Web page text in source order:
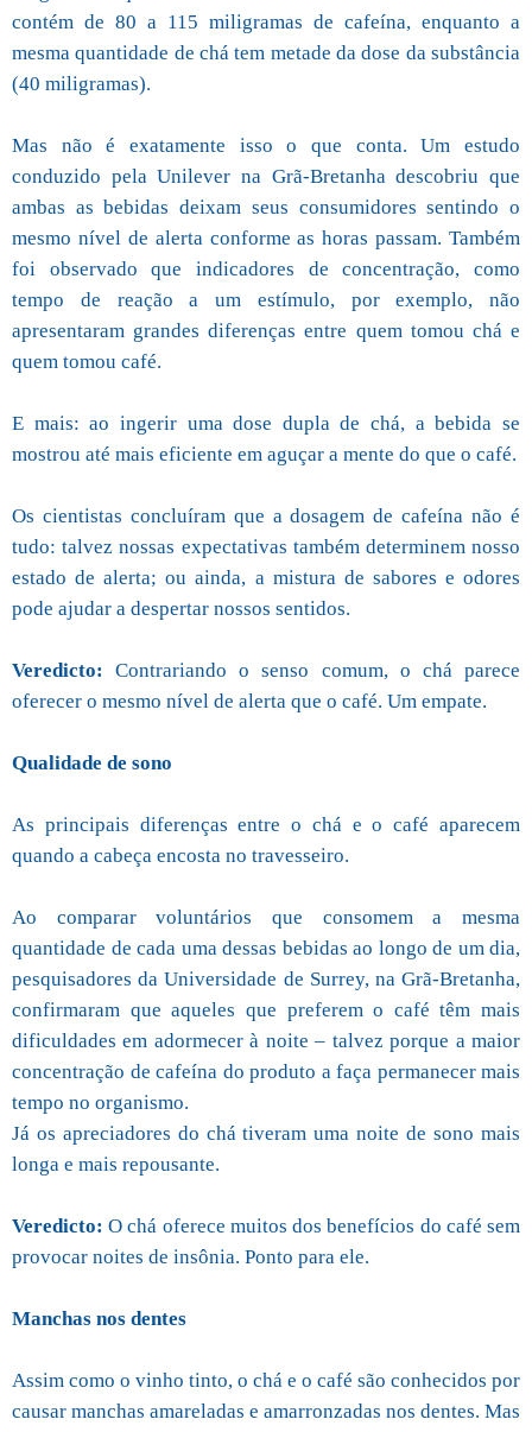
contém de 80 a 115 miligramas de cafeína, enquanto a
mesma quantidade de chá tem metade da dose da substância
(40 miligramas).
Mas não é exatamente isso o que conta. Um estudo
conduzido pela Unilever na Grã-Bretanha descobriu que
ambas as bebidas deixam seus consumidores sentindo o
mesmo nível de alerta conforme as horas passam. Também
foi observado que indicadores de concentração, como
tempo de reação a um estímulo, por exemplo, não
apresentaram grandes diferenças entre quem tomou chá e
quem tomou café.
E mais: ao ingerir uma dose dupla de chá, a bebida se
mostrou até mais eficiente em aguçar a mente do que o café.
Os cientistas concluíram que a dosagem de cafeína não é
tudo: talvez nossas expectativas também determinem nosso
estado de alerta; ou ainda, a mistura de sabores e odores
pode ajudar a despertar nossos sentidos.
Veredicto:
Contrariando o senso comum, o chá parece
oferecer o mesmo nível de alerta que o café. Um empate.
Qualidade de sono
As principais diferenças entre o chá e o café aparecem
quando a cabeça encosta no travesseiro.
Ao comparar voluntários que consomem a mesma
quantidade de cada uma dessas bebidas ao longo de um dia,
pesquisadores da Universidade de Surrey, na Grã-Bretanha,
confirmaram que aqueles que preferem o café têm mais
dificuldades em adormecer à noite – talvez porque a maior
concentração de cafeína do produto a faça permanecer mais
tempo no organismo.
Já os apreciadores do chá tiveram uma noite de sono mais
longa e mais repousante.
Veredicto: O chá oferece muitos dos benefícios do café sem
provocar noites de insônia. Ponto para ele.
Manchas nos dentes
Assim como o vinho tinto, o chá e o café são conhecidos por
causar manchas amareladas e amarronzadas nos dentes. Mas